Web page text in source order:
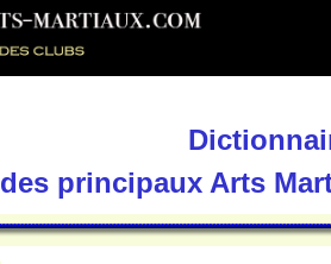
des principaux Arts